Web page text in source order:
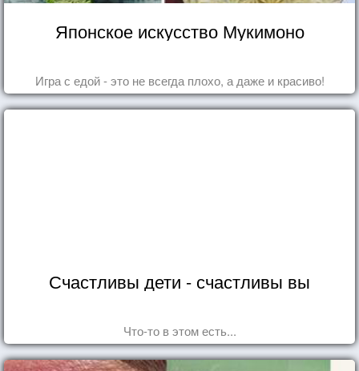
Японское искусство Мукимоно
Игра с едой - это не всегда плохо, а даже и красиво!
Счастливы дети - счастливы вы
Что-то в этом есть...